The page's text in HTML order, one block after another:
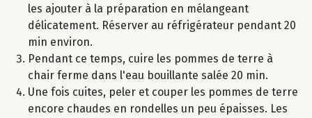
les ajouter à la préparation en mélangeant
délicatement. Réserver au réfrigérateur pendant 20
min environ.
Pendant ce temps, cuire les pommes de terre à
chair ferme dans l'eau bouillante salée 20 min.
Une fois cuites, peler et couper les pommes de terre
encore chaudes en rondelles un peu épaisses. Les